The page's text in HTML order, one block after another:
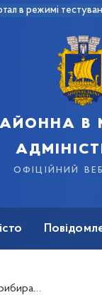
в режимі
в
офіційний